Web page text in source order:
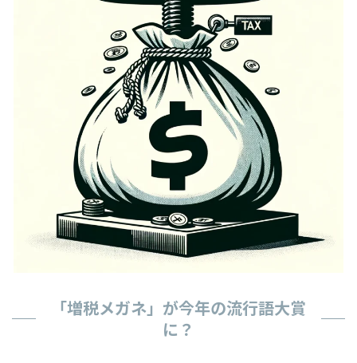
「増税メガネ」が今年の流行語大賞
岸田文雄首相に対する「増税メガネ」というあだ名